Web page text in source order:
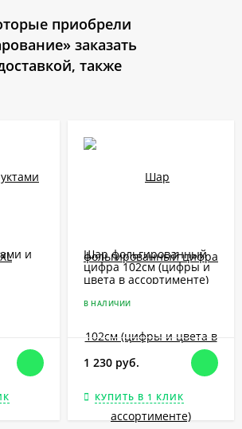
приобрели
заказать
также
и
Шар фольгированный
цифра 102см (цифры и
цвета в ассортименте)
В НАЛИЧИИ
1 230 руб.
КУПИТЬ В 1 КЛИК